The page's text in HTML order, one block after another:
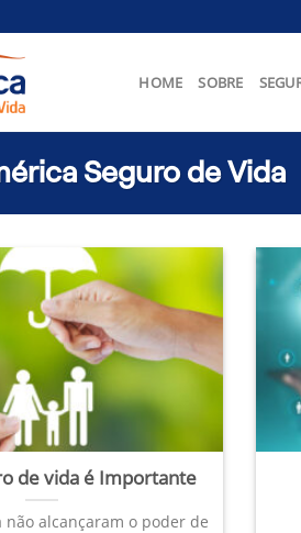
HOME SOBRE
Seguro de Vida
de vida é Importante
não alcançaram o poder de